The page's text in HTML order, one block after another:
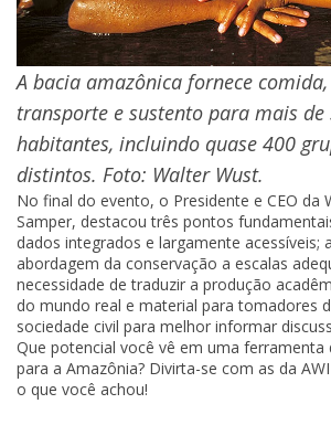
A bacia amazônica fornece comida,
transporte e sustento para mais
habitantes, incluindo quase 400
distintos. Foto: Walter Wust.
No final do evento, o Presidente e CEO da
Samper, destacou três pontos
dados integrados e largamente acessíveis;
abordagem da conservação a escalas
necessidade de traduzir a produção
do mundo real e material para tomadores
sociedade civil para melhor informar
Que potencial você vê em uma ferramenta
para a Amazônia? Divirta-se com as da
o que você achou!